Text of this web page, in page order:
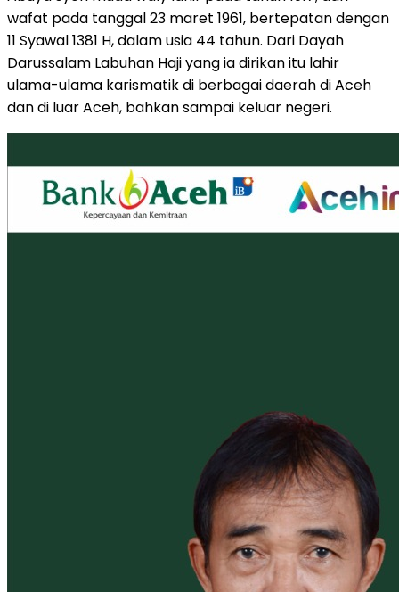
wafat pada tanggal 23 maret 1961, bertepatan dengan
11 Syawal 1381 H, dalam usia 44 tahun. Dari Dayah
Darussalam Labuhan Haji yang ia dirikan itu lahir
ulama-ulama karismatik di berbagai daerah di Aceh
dan di luar Aceh, bahkan sampai keluar negeri.